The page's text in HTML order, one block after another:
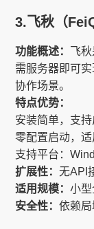
3.飞秋（
功能概述： 飞
需服务器即可
协作场景。
特点优势：
安装简单，支持
零配置启动，适
支持平台：
扩展性：无API
适用规模：小型
安全性：依赖局